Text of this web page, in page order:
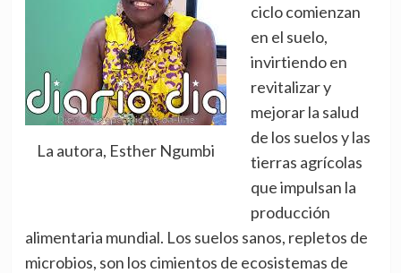
La autora, Esther Ngumbi
ciclo comienzan
en el suelo,
invirtiendo en
revitalizar y
mejorar la salud
de los suelos y las
tierras agrícolas
que impulsan la
producción
alimentaria mundial. Los suelos sanos, repletos de
microbios, son los cimientos de ecosistemas de